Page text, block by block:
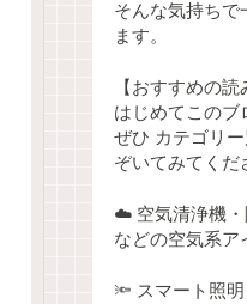
そんな気持ちで
ます。
【おすすめの読
はじめてこのブ
ぜひ カテゴリ
ぞいてみてくだ
☁️ 空気清浄機・
などの空気系ア
🔦 スマート照